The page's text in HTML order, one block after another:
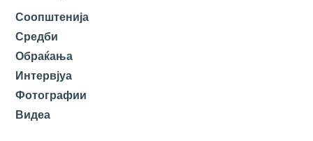
Соопштенија
Средби
Обраќања
Интервјуа
Фотографии
Видеа